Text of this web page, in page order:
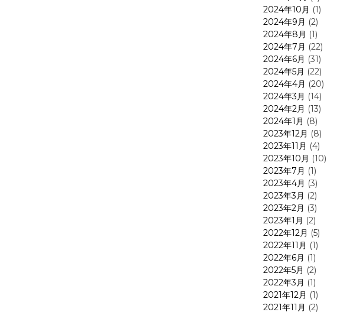
2024年10月 (1)
2024年9月 (2)
2024年8月 (1)
2024年7月 (22)
2024年6月 (31)
2024年5月 (22)
2024年4月 (20)
2024年3月 (14)
2024年2月 (13)
2024年1月 (8)
2023年12月 (8)
2023年11月 (4)
2023年10月 (10)
2023年7月 (1)
2023年4月 (3)
2023年3月 (2)
2023年2月 (3)
2023年1月 (2)
2022年12月 (5)
2022年11月 (1)
2022年6月 (1)
2022年5月 (2)
2022年3月 (1)
2021年12月 (1)
2021年11月 (2)